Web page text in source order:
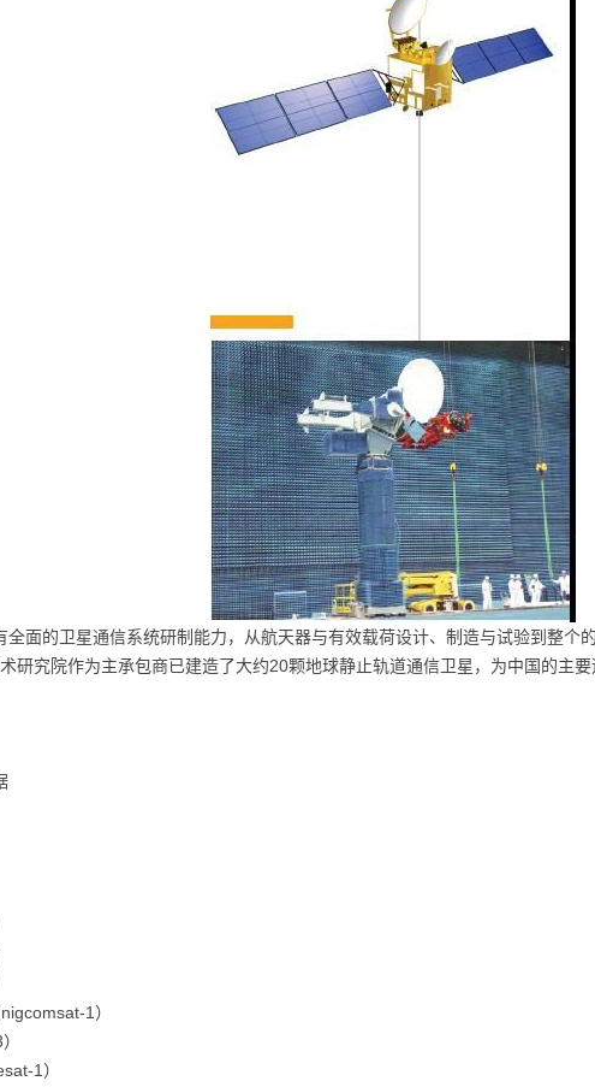
全面的卫星通信系统研制能力，从航天器与有效载荷设计、制造与试验到整个
研究院作为主承包商已建造了大约20颗地球静止轨道通信卫星，为中国的主要
1）
1）